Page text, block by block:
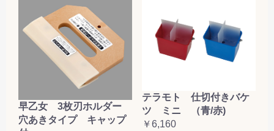
早乙女 3枚刃ホルダー
穴あきタイプ キャップ
テラモト 仕切付きバケ
ツ ミニ （青/赤)
￥6,160